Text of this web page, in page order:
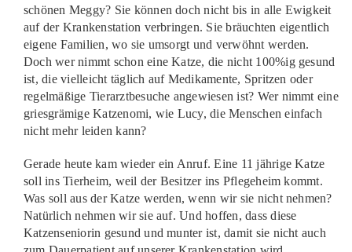
schönen Meggy? Sie können doch nicht bis in alle Ewigkeit
auf der Krankenstation verbringen. Sie bräuchten eigentlich
eigene Familien, wo sie umsorgt und verwöhnt werden.
Doch wer nimmt schon eine Katze, die nicht 100%ig gesund
ist, die vielleicht täglich auf Medikamente, Spritzen oder
regelmäßige Tierarztbesuche angewiesen ist? Wer nimmt eine
griesgrämige Katzenomi, wie Lucy, die Menschen einfach
nicht mehr leiden kann?
Gerade heute kam wieder ein Anruf. Eine 11 jährige Katze
soll ins Tierheim, weil der Besitzer ins Pflegeheim kommt.
Was soll aus der Katze werden, wenn wir sie nicht nehmen?
Natürlich nehmen wir sie auf. Und hoffen, dass diese
Katzenseniorin gesund und munter ist, damit sie nicht auch